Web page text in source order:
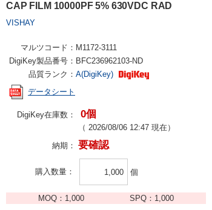
CAP FILM 10000PF 5% 630VDC RAD
VISHAY
マルツコード： M1172-3111
DigiKey製品番号： BFC236962103-ND
品質ランク： A(DigiKey)
データシート
DigiKey在庫数： 0個
（ 2026/08/06 12:47 現在）
納期： 要確認
購入数量 個
MOQ： 1,000 SPQ： 1,000